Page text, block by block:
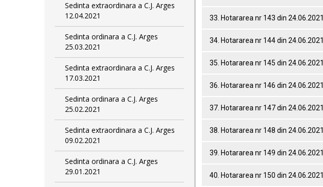
Sedinta extraordinara a C.J. Arges
12.04.2021
Sedinta ordinara a C.J. Arges
25.03.2021
Sedinta extraordinara a C.J. Arges
17.03.2021
Sedinta ordinara a C.J. Arges
25.02.2021
Sedinta extraordinara a C.J. Arges
09.02.2021
Sedinta ordinara a C.J. Arges
29.01.2021
33. Hotararea nr 143 din 24.06.2021
34. Hotararea nr 144 din 24.06.2021
35. Hotararea nr 145 din 24.06.2021
36. Hotararea nr 146 din 24.06.2021
37. Hotararea nr 147 din 24.06.2021
38. Hotararea nr 148 din 24.06.2021
39. Hotararea nr 149 din 24.06.2021
40. Hotararea nr 150 din 24.06.2021